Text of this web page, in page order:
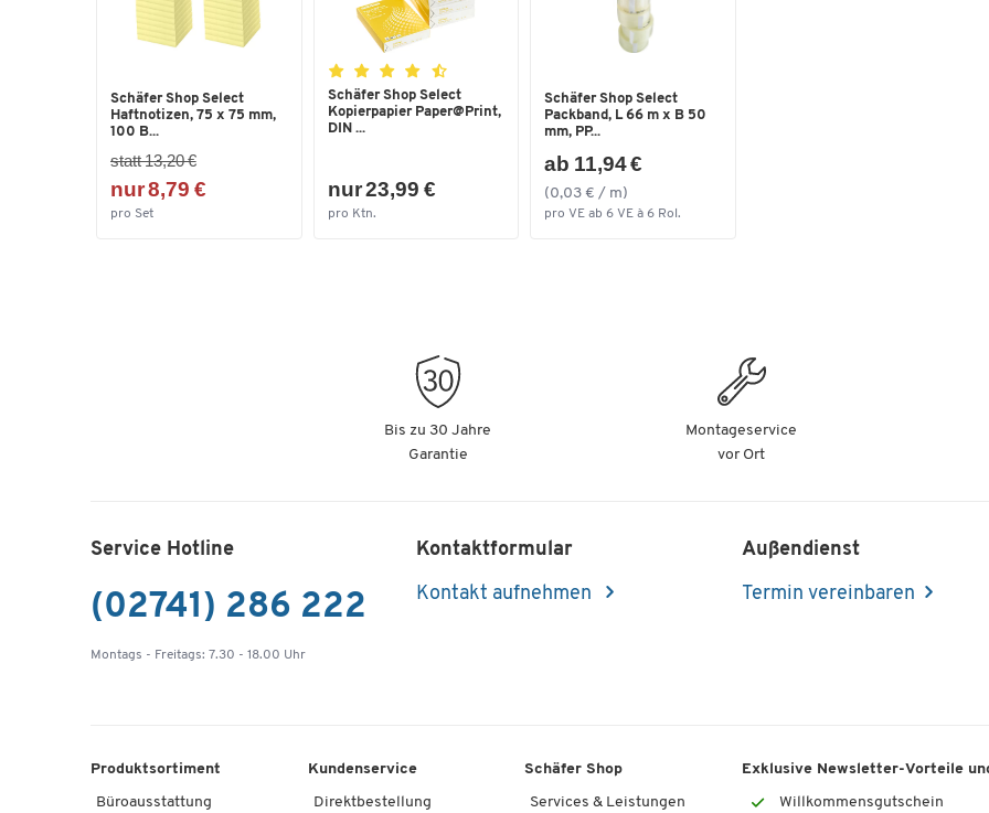
Elektro- oder
zurückgeben bzw. abholen
lassen?
Schäfer Shop Select
Haftnotizen, 75 x 75 mm,
100 B...
statt 13,20 €
nur 8,79 €
pro Set
Schäfer Shop Select
Kopierpapier Paper@Print,
DIN ...
nur 23,99 €
pro Ktn.
Schäfer Shop Select
Packband, L 66 m x B 50
mm, PP...
ab 11,94 €
(0,03 € / m)
pro VE ab 6 VE à 6 Rol.
Bis zu 30 Jahre
Garantie
Montageservice
vor Ort
Service Hotline
(02741) 286 222
Montags - Freitags: 7.30 - 18.00 Uhr
Kontaktformular
Kontakt aufnehmen
Außendienst
Termin vereinbaren
Produktsortiment
Büroausstattung
Kundenservice
Direktbestellung
Schäfer Shop
Services & Leistungen
Exklusive Newsletter-Vorteile
Willkommensgutschein